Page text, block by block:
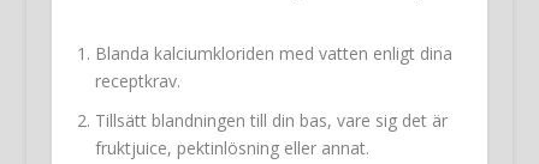
Blanda kalciumkloriden med vatten enligt dina
receptkrav.
Tillsätt blandningen till din bas, vare sig det är
fruktjuice, pektinlösning eller annat.